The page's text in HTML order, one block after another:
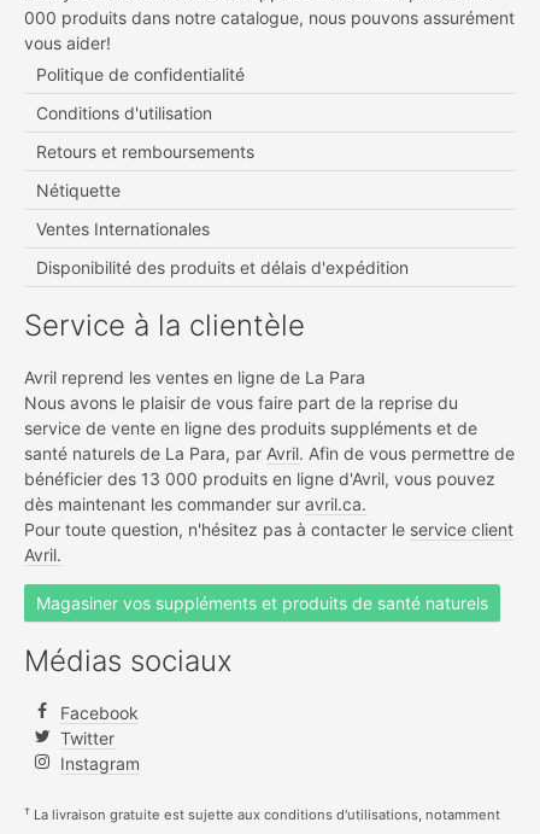
000 produits dans notre catalogue, nous pouvons assurément
vous aider!
Politique de confidentialité
Conditions d'utilisation
Retours et remboursements
Nétiquette
Ventes Internationales
Disponibilité des produits et délais d'expédition
Service à la clientèle
Avril reprend les ventes en ligne de La Para
Nous avons le plaisir de vous faire part de la reprise du
service de vente en ligne des produits suppléments et de
santé naturels de La Para, par Avril. Afin de vous permettre de
bénéficier des 13 000 produits en ligne d'Avril, vous pouvez
dès maintenant les commander sur avril.ca.
Pour toute question, n'hésitez pas à contacter le service client
Avril.
Magasiner vos suppléments et produits de santé naturels
Médias sociaux
Facebook
Twitter
Instagram
† La livraison gratuite est sujette aux conditions d'utilisations, notamment